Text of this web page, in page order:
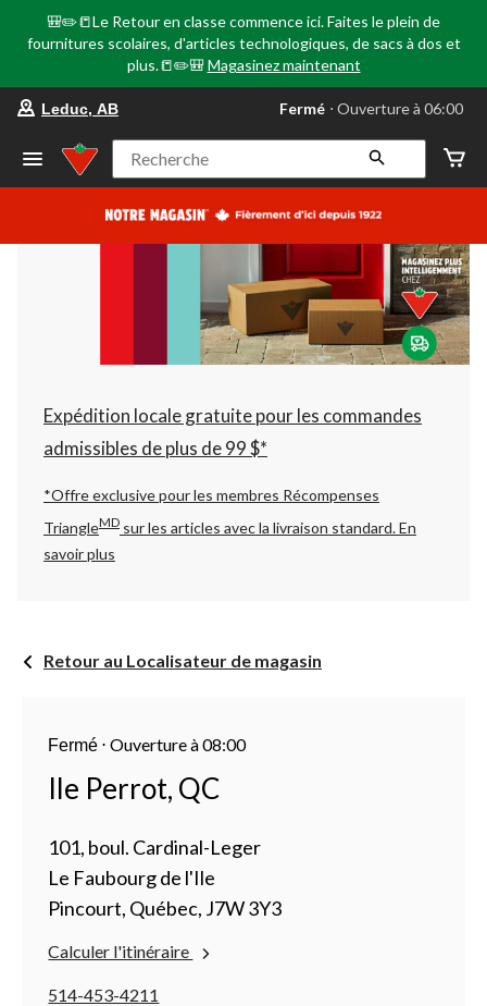
🎒✏️📒Le Retour en classe commence ici. Faites le plein de
fournitures scolaires, d'articles technologiques, de sacs à dos et
plus.📒✏️🎒 Magasinez maintenant
votre
préféré
Leduc,
AB,
courament
Ouverture
à
06:00
cliquer
pour
changer
Leduc, AB Fermé ⋅ Ouverture à 06:00
Recherche
Expédition locale gratuite pour les commandes
admissibles de plus de 99 $*
*Offre exclusive pour les membres Récompenses
TriangleMD sur les articles avec la livraison standard.En
savoir plus
Retour au Localisateur de magasin
Fermé ⋅Ouverture à 08:00
Ile Perrot, QC
101, boul. Cardinal-Leger
Le Faubourg de l'Ile
Pincourt, Québec, J7W 3Y3
Calculer l'itinéraire
514-453-4211